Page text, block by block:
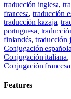
traducción inglesa,
francesa, traducción
traducción kazaja,
portuguesa,
finlandés, traducción
Conjugación española
Conjugación italiana,
Conjugación francesa.
Features